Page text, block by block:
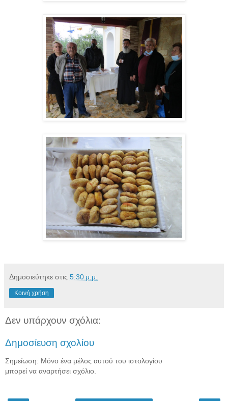
Δημοσιεύτηκε στις 5:30 μ.μ.
Κοινή χρήση
Δεν υπάρχουν σχόλια:
Δημοσίευση σχολίου
Σημείωση: Μόνο ένα μέλος αυτού του ιστολογίου
μπορεί να αναρτήσει σχόλιο.